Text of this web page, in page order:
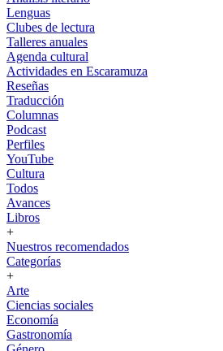
Lenguas
Clubes de lectura
Talleres anuales
Agenda cultural
Actividades en Escaramuza
Reseñas
Traducción
Columnas
Podcast
Perfiles
YouTube
Cultura
Todos
Avances
Libros
+
Nuestros recomendados
Categorías
+
Arte
Ciencias sociales
Economía
Gastronomía